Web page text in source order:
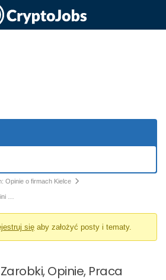
Opinie o firmach Kielce
…
się aby założyć posty i tematy.
Opinie, Praca